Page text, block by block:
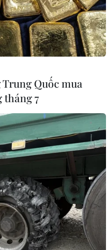
kế hoạch chi tiết
bị đầy đủ trang thiết bị
trang N95 cho các
tỷ đồng để mua sắm
Quốc mua
tháng 7